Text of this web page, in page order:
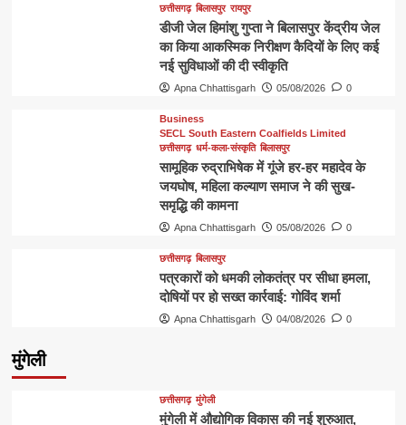
छत्तीसगढ़ बिलासपुर रायपुर
डीजी जेल हिमांशु गुप्ता ने बिलासपुर केंद्रीय जेल
का किया आकस्मिक निरीक्षण कैदियों के लिए कई
नई सुविधाओं की दी स्वीकृति
Apna Chhattisgarh 05/08/2026 0
Business
SECL South Eastern Coalfields Limited
छत्तीसगढ़ धर्म-कला-संस्कृति बिलासपुर
सामूहिक रुद्राभिषेक में गूंजे हर-हर महादेव के
जयघोष, महिला कल्याण समाज ने की सुख-
समृद्धि की कामना
Apna Chhattisgarh 05/08/2026 0
छत्तीसगढ़ बिलासपुर
पत्रकारों को धमकी लोकतंत्र पर सीधा हमला,
दोषियों पर हो सख्त कार्रवाई: गोविंद शर्मा
Apna Chhattisgarh 04/08/2026 0
मुंगेली
छत्तीसगढ़ मुंगेली
मुंगेली में औद्योगिक विकास की नई शुरुआत,